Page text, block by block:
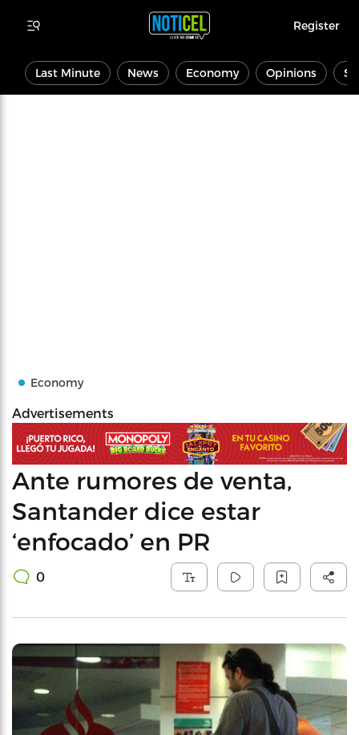
Register
Last Minute News Economy Opinions
Economy
Advertisements
Ante rumores de venta,
Santander dice estar
‘enfocado’ en PR
0